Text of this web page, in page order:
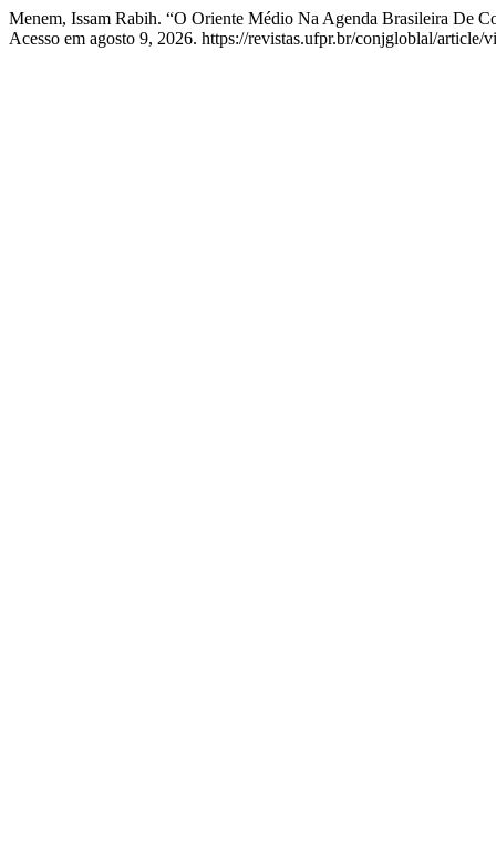
Menem, Issam Rabih. “O Oriente Médio Na Agenda Brasileira De
Acesso em agosto 9, 2026. https://revistas.ufpr.br/conjgloblal/article/